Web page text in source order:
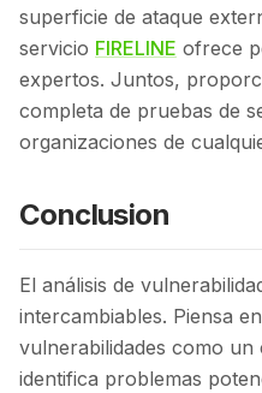
superficie de ataque
servicio FIRELINE ofrece
expertos. Juntos,
completa de pruebas de
organizaciones de
Conclusion
El análisis de
intercambiables. Piensa
vulnerabilidades como un
identifica problemas